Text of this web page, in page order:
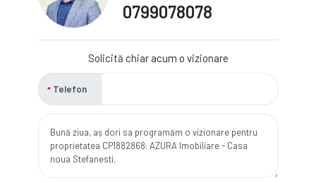
0799078078
Solicită chiar acum o vizionare
Telefon